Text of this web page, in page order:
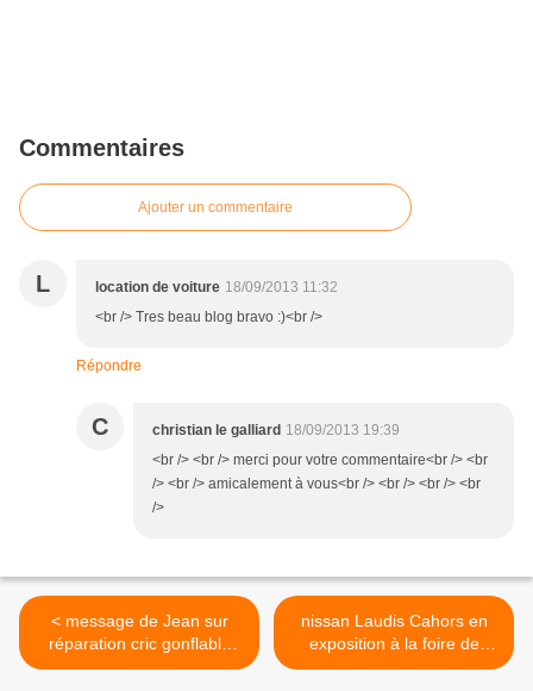
Commentaires
Ajouter un commentaire
L location de voiture 18/09/2013 11:32
<br /> Tres beau blog bravo :)<br />
Répondre
C christian le galliard 18/09/2013 19:39
<br /> <br /> merci pour votre commentaire<br /> <br
/> <br /> amicalement à vous<br /> <br /> <br /> <br
/>
< message de Jean sur
réparation cric gonflable
4x4 déchiré
nissan Laudis Cahors en
exposition à la foire de
Gourdon >